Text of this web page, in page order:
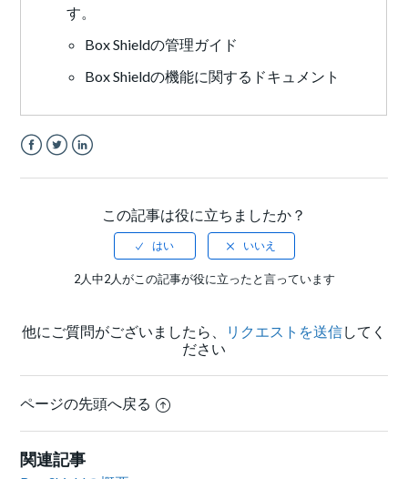
す。
Box Shieldの管理ガイド
Box Shieldの機能に関するドキュメント
この記事は役に立ちましたか？
2人中2人がこの記事が役に立ったと言っています
他にご質問がございましたら、 リクエストを送信してく
ださい
ページの先頭へ戻る
関連記事